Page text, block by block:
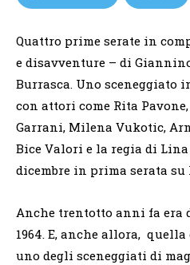
Quattro prime serate in
e disavventure – di
Burrasca. Uno sceneggiato
con attori come Rita
Garrani, Milena Vukotic,
Bice Valori e la regia di Lina
dicembre in prima serata su
Anche trentotto anni fa era
1964. E, anche allora,
uno degli sceneggiati di